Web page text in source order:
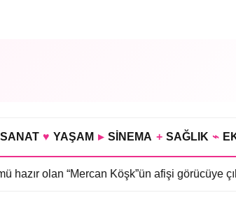
♥ YAŞAM ▸ SİNEMA + SAĞLIK ⌁
“Mercan Köşk”ün afişi görücüye çıktı•İmroz’da